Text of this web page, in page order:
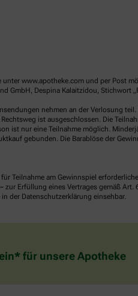
www.apotheke.com und per Post
GmbH, Despina Kalaitzidou, Stichwort
nehmen an der Verlosung
ist ausgeschlossen. Die
ist nur eine Teilnahme möglich.
gebunden. Die Barablöse der
Teilnahme am Gewinnspiel
Erfüllung eines Vertrages gemäß Art.
der Datenschutzerklärung einsehbar.
für unsere Apotheke